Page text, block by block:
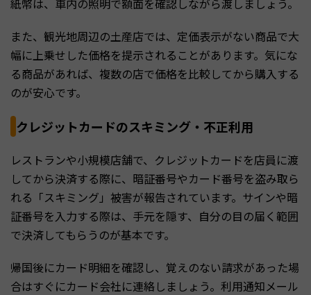
また、観光地周辺の土産店では、定価表示がない商品で大
幅に上乗せした価格を提示されることがあります。気にな
る商品があれば、複数の店で価格を比較してから購入する
のが安心です。
クレジットカードのスキミング・不正利用
レストランや小規模店舗で、クレジットカードを店員に渡
してから決済する際に、暗証番号やカード番号を盗み取ら
れる「スキミング」被害が報告されています。サインや暗
証番号を入力する際は、手元を隠す、自分の目の届く範囲
で決済してもらうのが基本です。
帰国後にカード明細を確認し、覚えのない請求があった場
合はすぐにカード会社に連絡しましょう。利用通知メール